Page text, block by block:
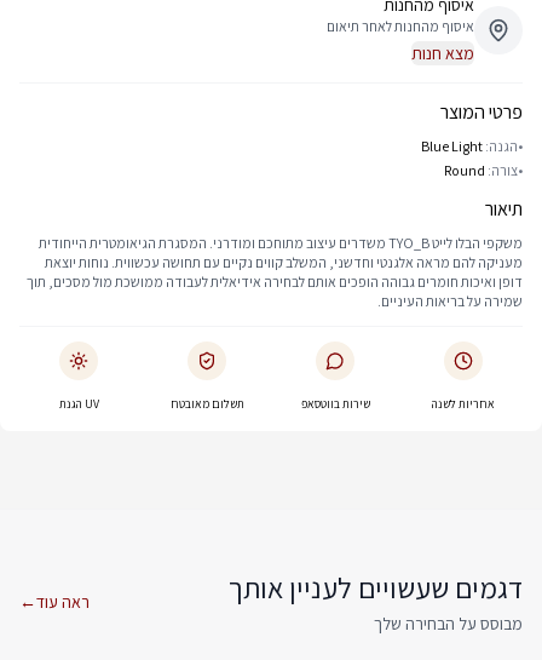
איסוף מהחנות
איסוף מהחנות לאחר תיאום
מצא חנות
פרטי המוצר
•הגנה: Blue Light
•צורה: Round
תיאור
משקפי הבלו לייט TYO_B משדרים עיצוב מתוחכם ומודרני. המסגרת הגיאומטרית הייחודית
מעניקה להם מראה אלגנטי וחדשני, המשלב קווים נקיים עם תחושה עכשווית. נוחות יוצאת
דופן ואיכות חומרים גבוהה הופכים אותם לבחירה אידיאלית לעבודה ממושכת מול מסכים, תוך
שמירה על בריאות העיניים.
אחריות לשנה שירות בווטסאפ תשלום מאובטח UV הגנת
דגמים שעשויים לעניין אותך
מבוסס על הבחירה שלך
ראה עוד←